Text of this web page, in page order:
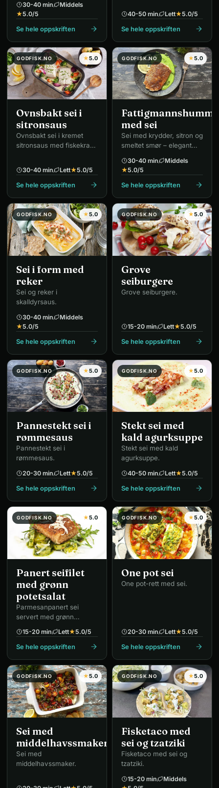
30-40 min
Middels
★5.0/5
Se hele oppskriften
40-50 min Lett★5.0/5
Se hele oppskriften
GODFISK.NO ★5.0
Ovnsbakt sei i
sitronsaus
Ovnsbakt sei i kremet
sitronsaus med fiskekraft
30-40 min Lett★5.0/5
Se hele oppskriften
GODFISK.NO ★5.0
med sei
Sei med krydder, sitron og
smeltet smør – elegant
30-40 min
Middels
★5.0/5
Se hele oppskriften
GODFISK.NO ★5.0
Sei i form med
reker
Sei og reker i
skalldyrsaus.
30-40 min
Middels
★5.0/5
Se hele oppskriften
GODFISK.NO ★5.0
Grove
seiburgere
Grove seiburgere.
15-20 min Lett★5.0/5
Se hele oppskriften
GODFISK.NO ★5.0
Pannestekt sei i
rømmesaus
Pannestekt sei i
rømmesaus.
20-30 min Lett★5.0/5
Se hele oppskriften
GODFISK.NO ★5.0
Stekt sei med
kald agurksuppe
Stekt sei med kald
agurksuppe.
40-50 min Lett★5.0/5
Se hele oppskriften
GODFISK.NO ★5.0
Panert seifilet
med grønn
potetsalat
Parmesanpanert sei
servert med grønn
15-20 min Lett★5.0/5
Se hele oppskriften
GODFISK.NO ★5.0
One pot sei
One pot-rett med sei.
20-30 min Lett★5.0/5
Se hele oppskriften
GODFISK.NO ★5.0
Sei med
middelhavssmaker
Sei med
middelhavssmaker.
GODFISK.NO ★5.0
Fisketaco med
sei og tzatziki
Fisketaco med sei og
tzatziki.
15-20 min
Middels